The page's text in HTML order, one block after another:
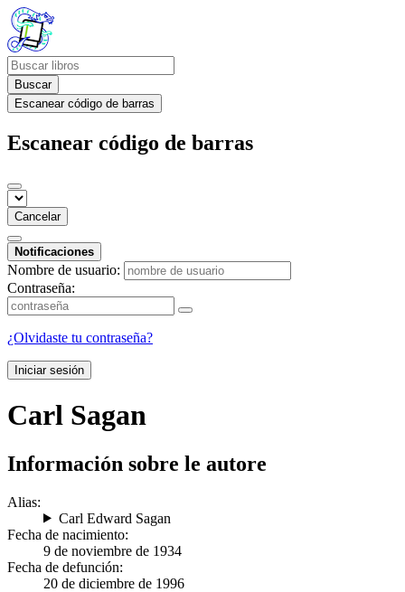
Buscar
Escanear código de barras
Escanear código de barras
Cancelar
Notificaciones
Nombre de usuario:
Contraseña:
¿Olvidaste tu contraseña?
Iniciar sesión
Carl Sagan
Información sobre le autore
Alias:
Carl Edward Sagan
Fecha de nacimiento:
9 de noviembre de 1934
Fecha de defunción:
20 de diciembre de 1996